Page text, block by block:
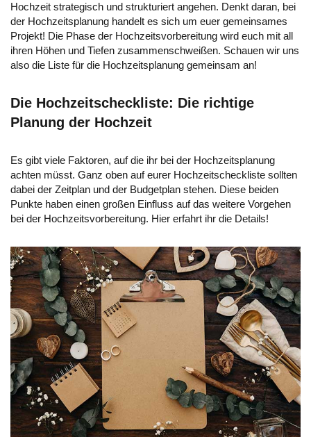
Hochzeit strategisch und strukturiert angehen. Denkt daran, bei
der Hochzeitsplanung handelt es sich um euer gemeinsames
Projekt! Die Phase der Hochzeitsvorbereitung wird euch mit all
ihren Höhen und Tiefen zusammenschweißen. Schauen wir uns
also die Liste für die Hochzeitsplanung gemeinsam an!
Die Hochzeitscheckliste: Die richtige
Planung der Hochzeit
Es gibt viele Faktoren, auf die ihr bei der Hochzeitsplanung
achten müsst. Ganz oben auf eurer Hochzeitscheckliste sollten
dabei der Zeitplan und der Budgetplan stehen. Diese beiden
Punkte haben einen großen Einfluss auf das weitere Vorgehen
bei der Hochzeitsvorbereitung. Hier erfahrt ihr die Details!